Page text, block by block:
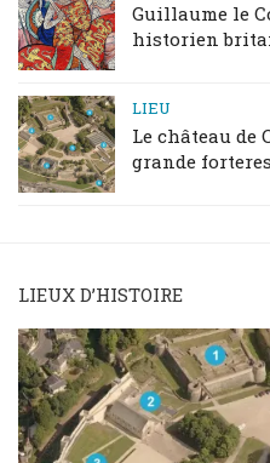
Guillaume le
historien
LIEU
Le château de
grande
LIEUX D’HISTOIRE